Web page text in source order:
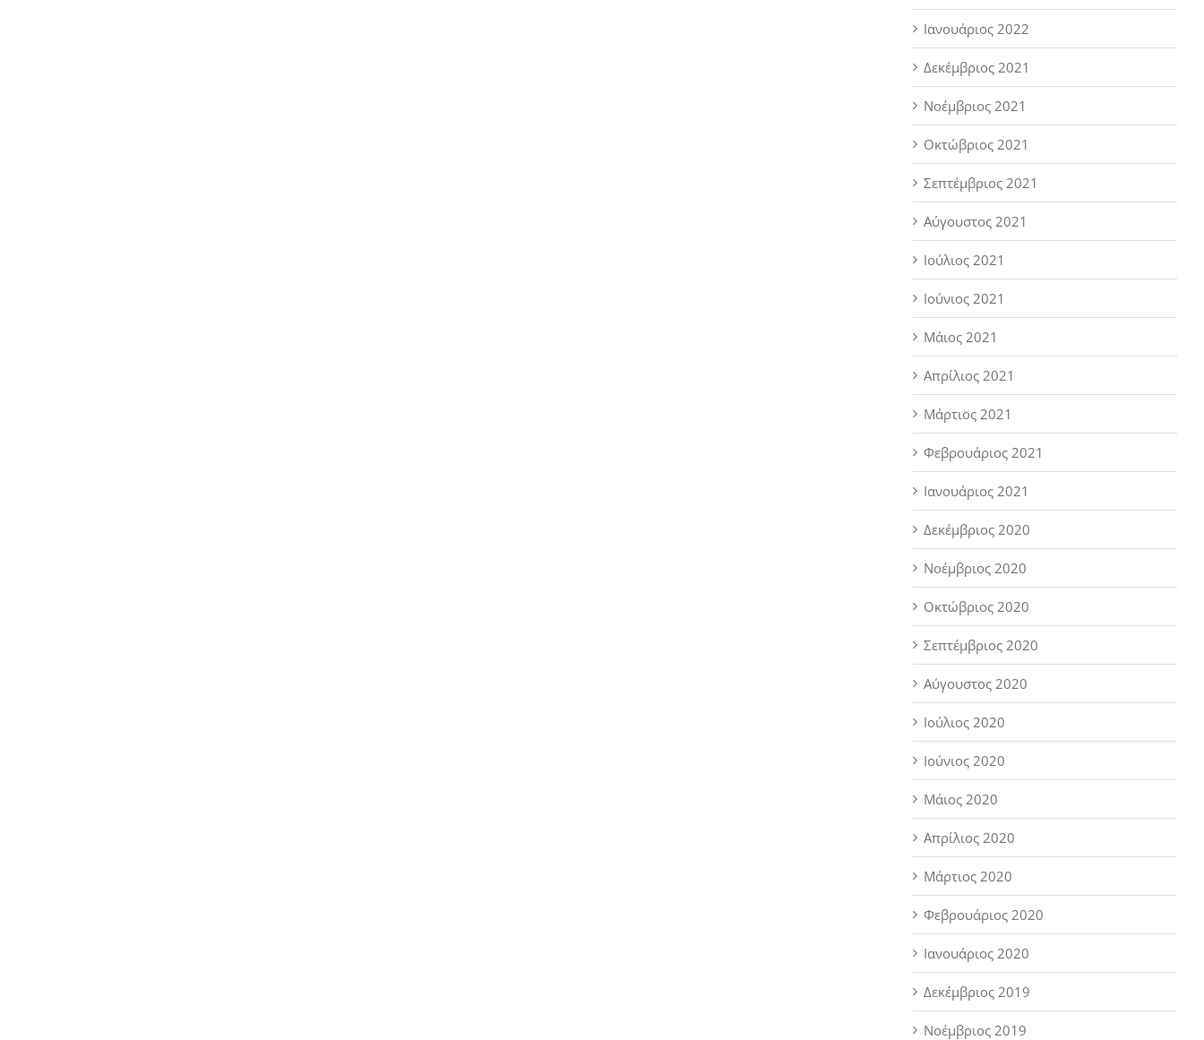
Ιανουάριος 2022
Δεκέμβριος 2021
Νοέμβριος 2021
Οκτώβριος 2021
Σεπτέμβριος 2021
Αύγουστος 2021
Ιούλιος 2021
Ιούνιος 2021
Μάιος 2021
Απρίλιος 2021
Μάρτιος 2021
Φεβρουάριος 2021
Ιανουάριος 2021
Δεκέμβριος 2020
Νοέμβριος 2020
Οκτώβριος 2020
Σεπτέμβριος 2020
Αύγουστος 2020
Ιούλιος 2020
Ιούνιος 2020
Μάιος 2020
Απρίλιος 2020
Μάρτιος 2020
Φεβρουάριος 2020
Ιανουάριος 2020
Δεκέμβριος 2019
Νοέμβριος 2019